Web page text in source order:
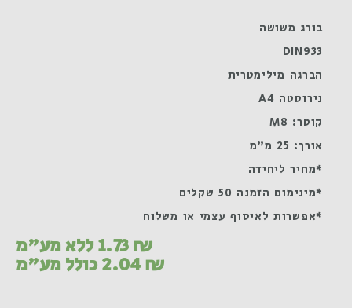
בורג משושה
DIN933
הברגה מילימטרית
נירוסטה A4
קוטר: M8
אורך: 25 מ"מ
*מחיר ליחידה
*מינימום הזמנה 50 שקלים
*אפשרות לאיסוף עצמי או משלוח
1.73₪ ללא מע"מ
2.04₪ כולל מע"מ